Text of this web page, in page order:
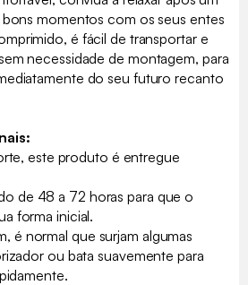
momentos com os seus entes
é fácil de transportar e
necessidade de montagem, para
do seu futuro recanto
este produto é entregue
de 48 a 72 horas para que o
forma inicial.
é normal que surjam algumas
ou bata suavemente para